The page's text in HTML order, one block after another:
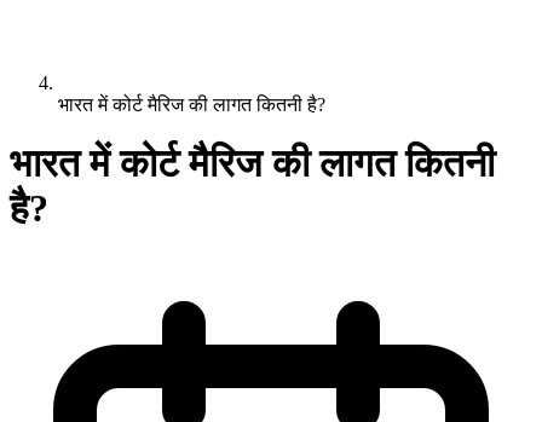
भारत में कोर्ट मैरिज की लागत कितनी है?
भारत में कोर्ट मैरिज की लागत कितनी
है?